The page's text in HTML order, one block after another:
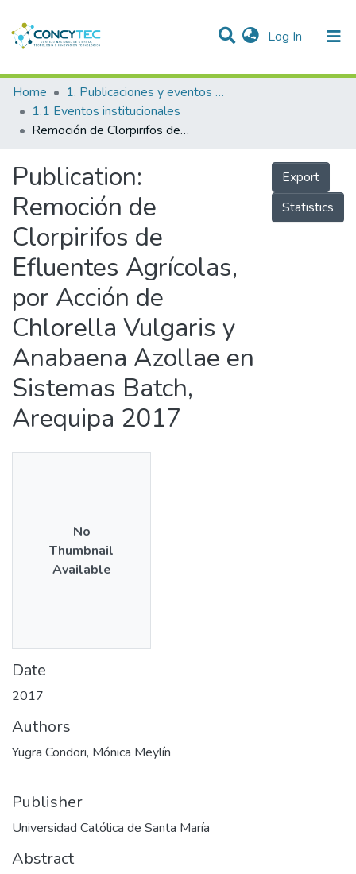
Log In (current)
Communities & Collections
Research Outputs
People
Statistics
Home
1. Publicaciones y eventos institucionales
1.1 Eventos institucionales
Remoción de Clorpirifos de Efluentes Agrícolas, por Acción de Chlorella Vulgaris y Anabaena Azollae en Sistemas Batch, Arequipa 2017
Publication:
Remoción de
Clorpirifos de
Efluentes Agrícolas,
por Acción de
Chlorella Vulgaris y
Anabaena Azollae en
Sistemas Batch,
Arequipa 2017
Export
Statistics
No
Thumbnail
Available
Date
2017
Authors
Yugra Condori, Mónica Meylín
Publisher
Universidad Católica de Santa María
Abstract